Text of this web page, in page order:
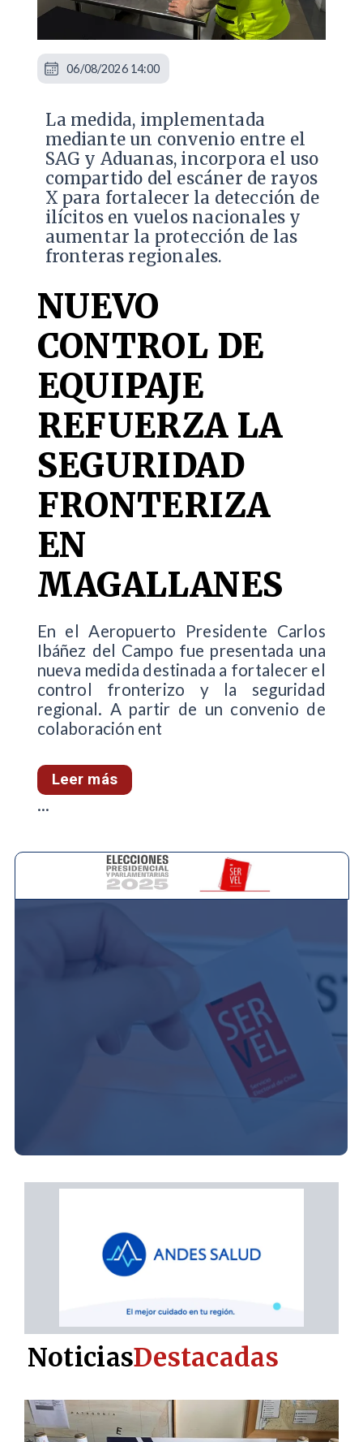
La medida, implementada
mediante un convenio entre el
SAG y Aduanas, incorpora el uso
compartido del escáner de rayos
X para fortalecer la detección de
ilícitos en vuelos nacionales y
aumentar la protección de las
fronteras regionales.
NUEVO
CONTROL DE
EQUIPAJE
REFUERZA LA
SEGURIDAD
FRONTERIZA
EN
MAGALLANES
En el Aeropuerto Presidente Carlos
Ibáñez del Campo fue presentada una
nueva medida destinada a fortalecer el
control fronterizo y la seguridad
regional. A partir de un convenio de
colaboración ent
Leer más
06/08/2026 14:00
...
NoticiasDestacadas